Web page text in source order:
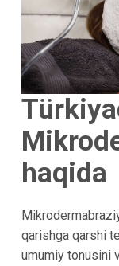
haqida
qarishga qarshi
umumiy tonusini